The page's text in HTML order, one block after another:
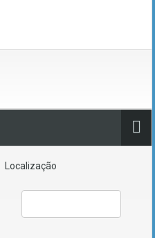
Localização